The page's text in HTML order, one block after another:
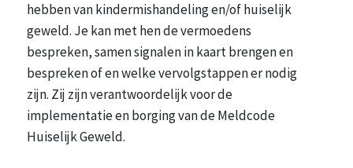
hebben van kindermishandeling en/of huiselijk
geweld. Je kan met hen de vermoedens
bespreken, samen signalen in kaart brengen en
bespreken of en welke vervolgstappen er nodig
zijn. Zij zijn verantwoordelijk voor de
implementatie en borging van de Meldcode
Huiselijk Geweld.